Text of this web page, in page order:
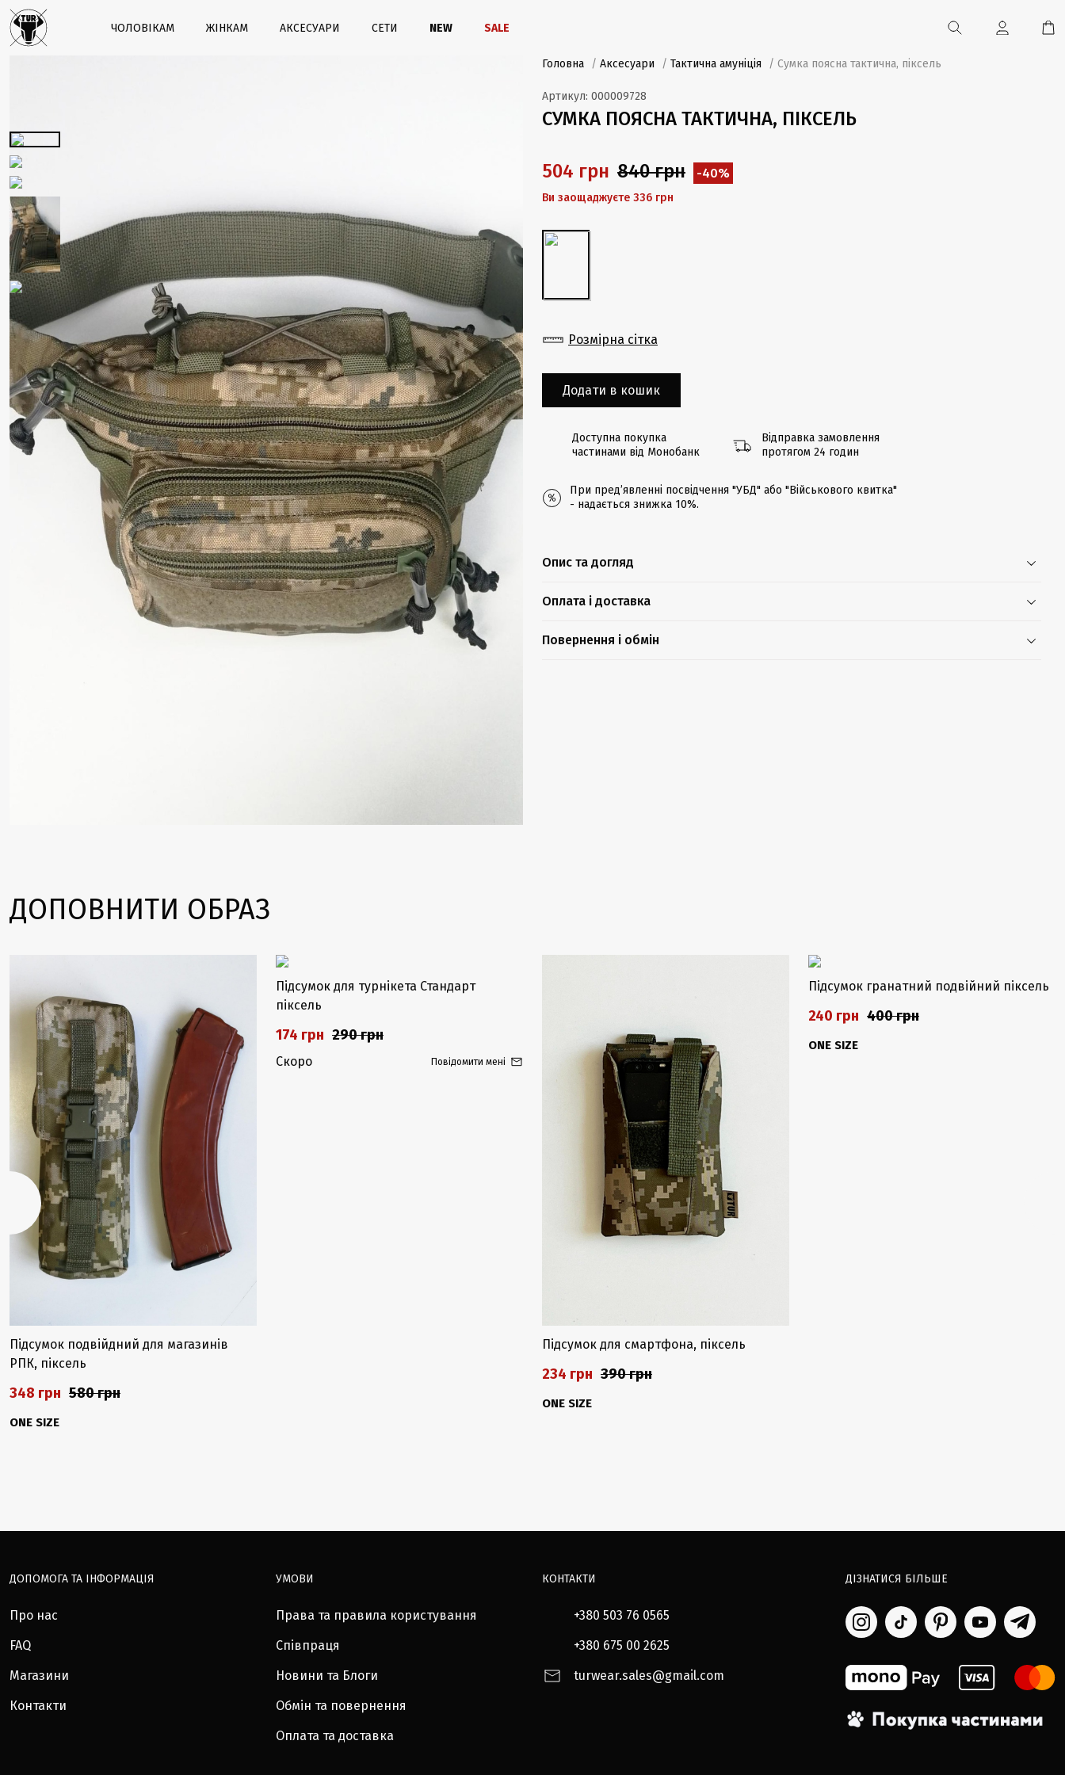
ЧОЛОВІКАМ ЖІНКАМ АКСЕСУАРИ СЕТИ NEW SALE
Головна / Аксесуари / Тактична амуніція / Cумка поясна тактична, піксель
Артикул: 000009728
CУМКА ПОЯСНА ТАКТИЧНА, ПІКСЕЛЬ
504 грн 840 грн -40%
Ви заощаджуєте 336 грн
Розмірна сітка
Додати в кошик
Доступна покупка
частинами від Монобанк
Відправка замовлення
протягом 24 годин
При предʼявленні посвідчення "УБД" або "Військового квитка"
- надається знижка 10%.
Опис та догляд
Оплата і доставка
Повернення і обмін
ДОПОВНИТИ ОБРАЗ
Підсумок подвійдний для магазинів
РПК, піксель
348 грн 580 грн
ONE SIZE
Підсумок для турнікета Стандарт
піксель
174 грн 290 грн
Скоро Повідомити мені
Підсумок для смартфона, піксель
234 грн 390 грн
ONE SIZE
Підсумок гранатний подвійний піксель
240 грн 400 грн
ONE SIZE
ДОПОМОГА ТА ІНФОРМАЦІЯ
Про нас
FAQ
Магазини
Контакти
УМОВИ
Права та правила користування
Співпраця
Новини та Блоги
Обмін та повернення
Оплата та доставка
КОНТАКТИ
+380 503 76 0565
+380 675 00 2625
turwear.sales@gmail.com
ДІЗНАТИСЯ БІЛЬШЕ